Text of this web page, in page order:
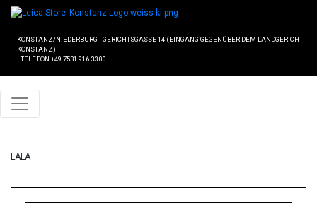
KONSTANZ/NIEDERBURG | GERICHTSGASSE 14 (EINGANG GEGENÜBER DEM LANDGERICHT
KONSTANZ)
| TELEFON +49 7531 916 33 00
LALA